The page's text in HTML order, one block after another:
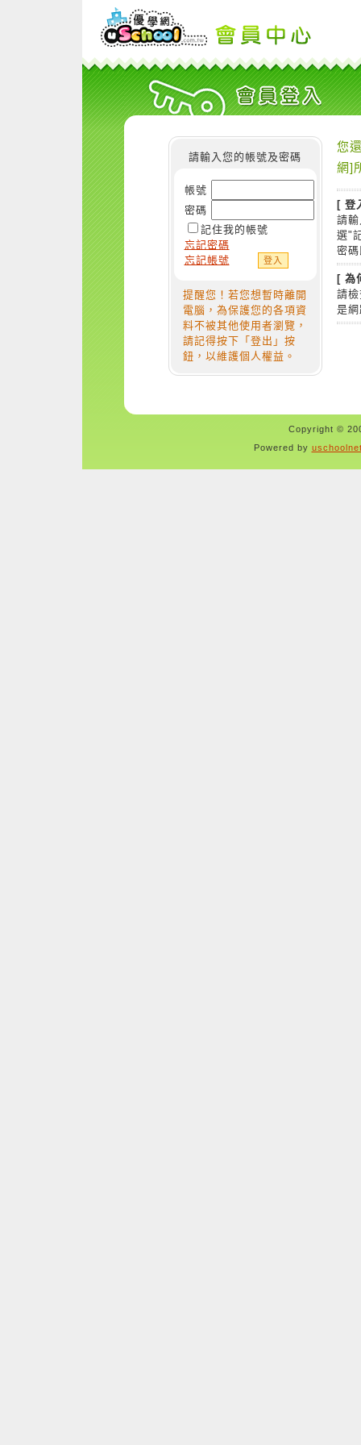
請輸入您的帳號及密碼
帳號
密碼
記住我的帳號
忘記密碼
忘記帳號
提醒您！若您想暫時離開
電腦，為保護您的各項資
料不被其他使用者瀏覽，
請記得按下「登出」按
鈕，以維護個人權益。
您
網]
[ 登
請
選"
密
[ 為
請
是
Copyright ©
Powered by